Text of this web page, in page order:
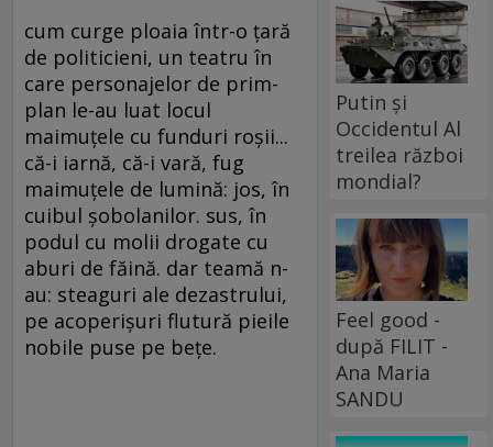
cum curge ploaia într-o ţară
de politicieni, un teatru în
care personajelor de prim-
plan le-au luat locul
maimuţele cu funduri roşii...
că-i iarnă, că-i vară, fug
maimuţele de lumină: jos, în
cuibul şobolanilor. sus, în
podul cu molii drogate cu
aburi de făină. dar teamă n-
au: steaguri ale dezastrului,
pe acoperişuri flutură pieile
nobile puse pe beţe.
Putin și
Occidentul Al
treilea război
mondial?
Feel good -
după FILIT -
Ana Maria
SANDU